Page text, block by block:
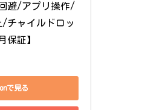
避/アプリ操作/
チャイルドロッ
保証】
で見る